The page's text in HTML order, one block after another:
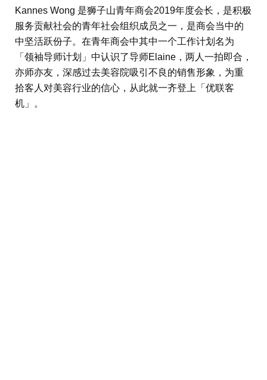
Kannes Wong 是狮子山青年商会2019年度会长，是积极
服务贡献社会的青年社会组织成员之一，是商会当中的
中坚活跃份子。在青年商会中其中一个工作计划名为
「领袖导师计划」中认识了导师Elaine，两人一拍即合，
亦师亦友，深感过去美容院吸引不良的销售形象，为重
拾客人对美容行业的信心，从此就一齐登上「优联客
机」。